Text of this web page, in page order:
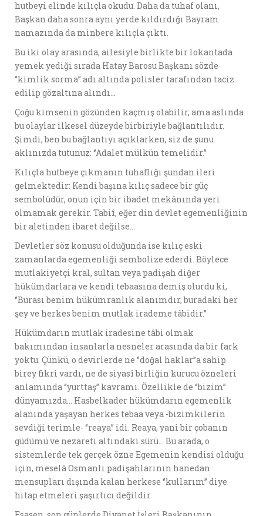
hutbeyi elinde kılıçla okudu. Daha da tuhaf olanı,
Başkan daha sonra aynı yerde kıldırdığı Bayram
namazında da minbere kılıçla çıktı.
Bu iki olay arasında, ailesiyle birlikte bir lokantada
yemek yediği sırada Hatay Barosu Başkanı sözde
‘’kimlik sorma’’ adı altında polisler tarafından taciz
edilip gözaltına alındı…
Çoğu kimsenin gözünden kaçmış olabilir, ama aslında
bu olaylar ilkesel düzeyde birbiriyle bağlantılıdır.
Şimdi, ben bu bağlantıyı açıklarken, siz de şunu
aklınızda tutunuz: ‘’Adalet mülkün temelidir.’’
Kılıçla hutbeye çıkmanın tuhaflığı şundan ileri
gelmektedir: Kendi başına kılıç sadece bir güç
sembolüdür, onun için bir ibadet mekânında yeri
olmamak gerekir. Tabiî, eğer din devlet egemenliğinin
bir aletinden ibaret değilse…
Devletler söz konusu olduğunda ise kılıç eski
zamanlarda egemenliği sembolize ederdi. Böylece
mutlakiyetçi kral, sultan veya padişah diğer
hükümdarlara ve kendi tebaasına demiş olurdu ki,
‘’Burası benim hükümranlık alanımdır, buradaki her
şey ve herkes benim mutlak irademe tâbidir.’’
Hükümdarın mutlak iradesine tâbi olmak
bakımından insanlarla nesneler arasında da bir fark
yoktu. Çünkü, o devirlerde ne ‘’doğal haklar’’a sahip
birey fikri vardı, ne de siyasî birliğin kurucu özneleri
anlamında ‘’yurttaş’’ kavramı. Özellikle de ‘’bizim’’
dünyamızda… Hasbelkader hükümdarın egemenlik
alanında yaşayan herkes tebaa veya -bizimkilerin
sevdiği terimle- ‘’reaya’’ idi. Reaya, yani bir çobanın
güdümü ve nezareti altındaki sürü… Bu arada, o
sistemlerde tek gerçek özne Egemenin kendisi olduğu
için, meselâ Osmanlı padişahlarının hanedan
mensupları dışında kalan herkese ‘’kullarım’’ diye
hitap etmeleri şaşırtıcı değildir.